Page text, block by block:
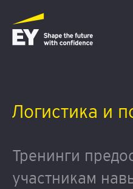
Логистика и
Тренинги
участникам